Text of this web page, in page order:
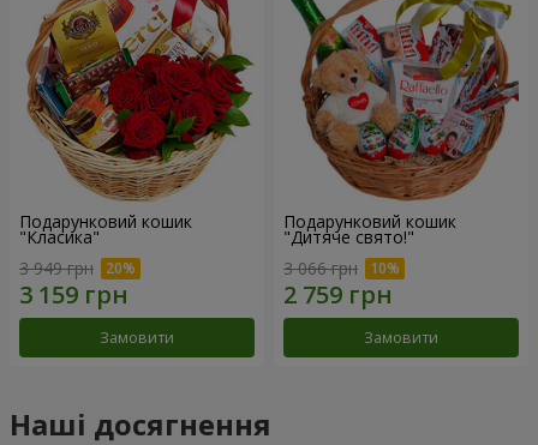
Подарунковий кошик
"Класика"
3 949 грн
Замовити
Подарунковий кошик
"Дитяче свято!"
3 066 грн
Замовити
Наші досягнення